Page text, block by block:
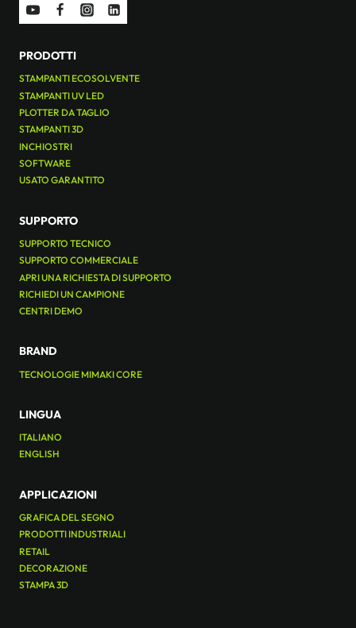
PRODOTTI
STAMPANTI ECOSOLVENTE
STAMPANTI UV LED
PLOTTER DA TAGLIO
STAMPANTI 3D
INCHIOSTRI
SOFTWARE
USATO GARANTITO
SUPPORTO
SUPPORTO TECNICO
SUPPORTO COMMERCIALE
APRI UNA RICHIESTA DI SUPPORTO
RICHIEDI UN CAMPIONE
CENTRI DEMO
BRAND
TECNOLOGIE MIMAKI CORE
LINGUA
ITALIANO
ENGLISH
APPLICAZIONI
GRAFICA DEL SEGNO
PRODOTTI INDUSTRIALI
RETAIL
DECORAZIONE
STAMPA 3D